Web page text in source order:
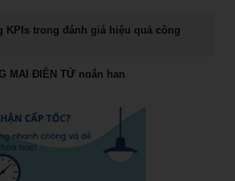
Của CEO
Cấp Tốc
ứng dụng dành cho doanh nhân
bán hàng đỉnh cao
và hệ vận hành 7S
KPIs trong đánh giá hiệu quả công
MẠI ĐIỆN TỬ ngắn hạn
trên Facebook hiệu quả
bán hàng chuyên nghiệp
kênh phân phối tại TPHCM